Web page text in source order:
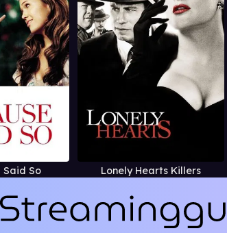
Said So Lonely Hearts Killers